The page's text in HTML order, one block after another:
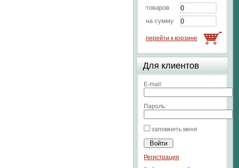
товаров
на сумму
перейти к корзине
Для клиентов
E-mail:
Пароль:
запомнить меня
Регистрация